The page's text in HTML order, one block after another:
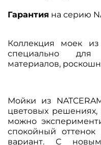
Гарантия на серию
Коллекция моек из
специально для
материалов,
Мойки из
цветовых решениях,
можно
спокойный
вариант. С